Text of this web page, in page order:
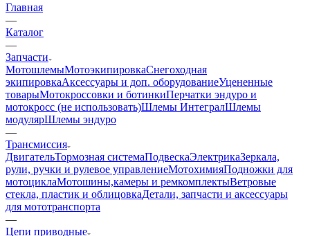
Главная
—
Каталог
—
Запчасти
МотошлемыМотоэкипировкаСнегоходная
экипировкаАксессуары и доп. оборудованиеУцененные
товарыМотокроссовки и ботинкиПерчатки эндуро и
мотокросс (не использовать)Шлемы ИнтегралШлемы
модулярШлемы эндуро
—
Трансмиссия
ДвигательТормозная системаПодвескаЭлектрикаЗеркала,
рули, ручки и рулевое управлениеМотохимияПодножки для
мотоциклаМотошины,камеры и ремкомплектыВетровые
стекла, пластик и облицовкаДетали, запчасти и аксессуары
для мототранспорта
—
Цепи приводные